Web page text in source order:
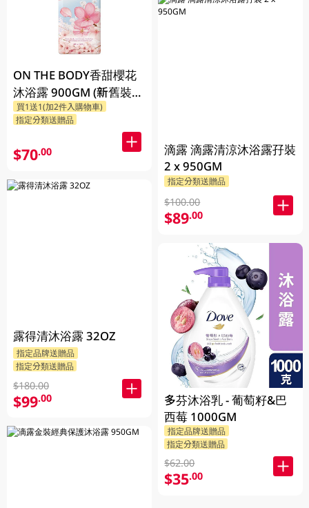
ON THE BODY香甜櫻花
沐浴露 900GM (新舊裝隨
機發貨)
買1送1(加2件入購物車)
指定分類送贈品
$70.00
露得清沐浴露 32OZ
指定品牌送贈品
指定分類送贈品
$180.00
$99.00
滴露 滴露清涼沐浴露孖裝
2 x 950GM
指定分類送贈品
$100.00
$89.00
多芬沐浴乳 - 葡萄籽&巴
西莓 1000GM
指定品牌送贈品
指定分類送贈品
$62.00
$35.00